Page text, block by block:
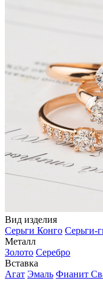
Вид изделия
Серьги Конго Серьги-
Металл
Золото Серебро
Вставка
Агат Эмаль Фианит